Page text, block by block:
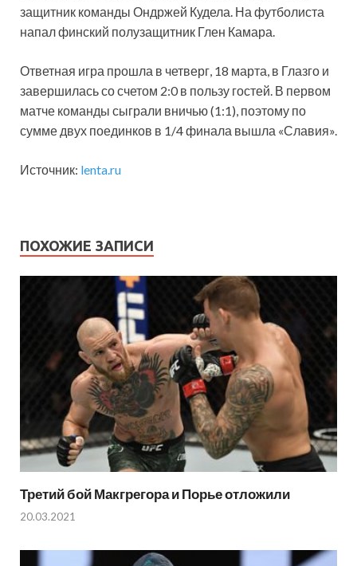
защитник команды Ондржей Кудела. На футболиста
напал финский полузащитник Глен Камара.
Ответная игра прошла в четверг, 18 марта, в Глазго и
завершилась со счетом 2:0 в пользу гостей. В первом
матче команды сыграли вничью (1:1), поэтому по
сумме двух поединков в 1/4 финала вышла «Славия».
Источник: lenta.ru
ПОХОЖИЕ ЗАПИСИ
Третий бой Макгрегора и Порье отложили
20.03.2021